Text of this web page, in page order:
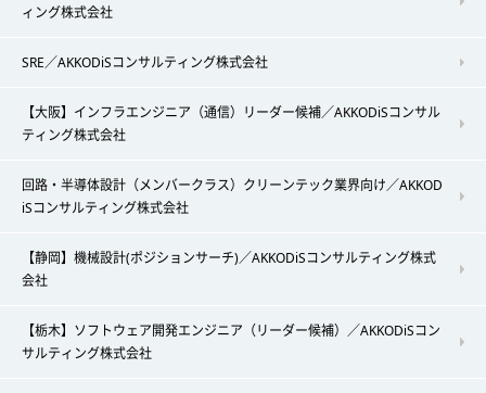
ィング株式会社
SRE／AKKODiSコンサルティング株式会社
【大阪】インフラエンジニア（通信）リーダー候補／AKKODiSコンサル
ティング株式会社
回路・半導体設計（メンバークラス）クリーンテック業界向け／AKKOD
iSコンサルティング株式会社
【静岡】機械設計(ポジションサーチ)／AKKODiSコンサルティング株式
会社
【栃木】ソフトウェア開発エンジニア（リーダー候補）／AKKODiSコン
サルティング株式会社